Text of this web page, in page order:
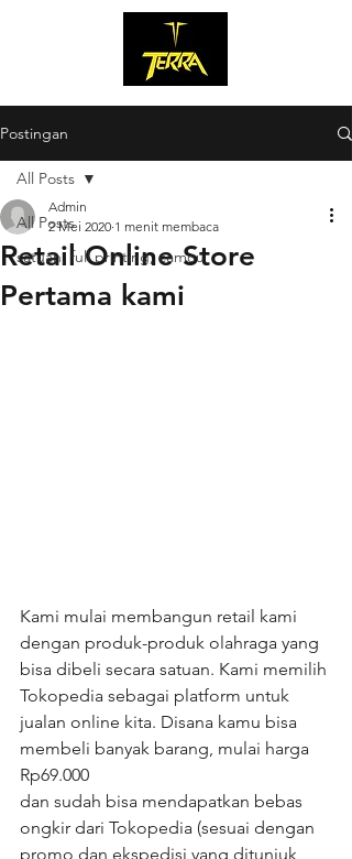
Postingan
All Posts
satuan, full printing, camou
All Posts
Retail Online Store
Pertama kami
Admin
2 Mei 2020 1 menit membaca
Kami mulai membangun retail kami
dengan produk-produk olahraga yang
bisa dibeli secara satuan. Kami memilih
Tokopedia sebagai platform untuk
jualan online kita. Disana kamu bisa
membeli banyak barang, mulai harga
Rp69.000
dan sudah bisa mendapatkan bebas
ongkir dari Tokopedia (sesuai dengan
promo dan ekspedisi yang ditunjuk